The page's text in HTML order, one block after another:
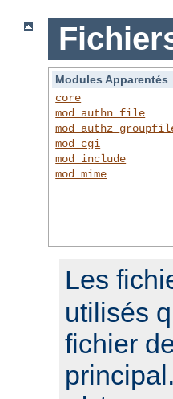
Modules Apparentés
core
mod_authn_file
mod_cgi
mod_include
mod_mime
Les
utilisés
fichier